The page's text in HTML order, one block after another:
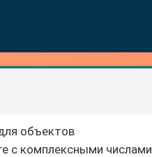
объектов
с комплексными числами